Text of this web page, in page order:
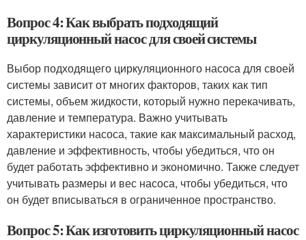
Вопрос 4: Как выбрать подходящий
циркуляционный насос для своей системы
Выбор подходящего циркуляционного насоса для своей
системы зависит от многих факторов, таких как тип
системы, объем жидкости, который нужно перекачивать,
давление и температура. Важно учитывать
характеристики насоса, такие как максимальный расход,
давление и эффективность, чтобы убедиться, что он
будет работать эффективно и экономично. Также следует
учитывать размеры и вес насоса, чтобы убедиться, что
он будет вписываться в ограниченное пространство.
Вопрос 5: Как изготовить циркуляционный насос